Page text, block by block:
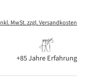
MwSt. zzgl. Versandkosten
+85 Jahre Erfahrung